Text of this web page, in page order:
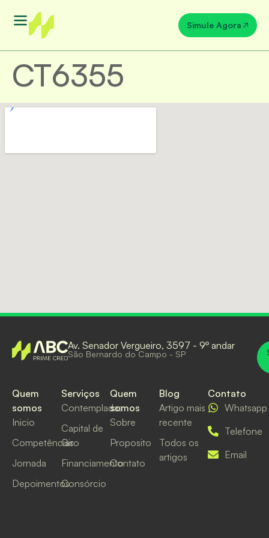
Simule Agora
CT6355
Av. Senador Vergueiro, 3597 - 9º andar
São Bernardo do Campo - SP
Quem
somos
Inicio
Competências
Jornada
Depoimentos
Serviços
Contempladas
Capital de
Giro
Financiamento
Consórcio
Quem
somos
Sobre
Proposito
Contato
Blog
Artigo mais
recente
Todos os
artigos
Contato
Whatsapp
Telefone
Email